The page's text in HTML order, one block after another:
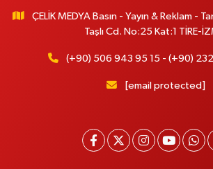
ÇELİK MEDYA Basın - Yayın & Reklam -
Taşlı Cd. No:25 Kat:1 TİRE-
(+90) 506 943 95 15 - (+90)
[email protected]